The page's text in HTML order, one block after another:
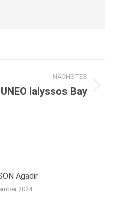
NÄCHSTES
Ialyssos Bay
Agadir
2024